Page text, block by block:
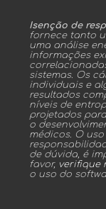
Isenção de
fornece tanto
uma análise
informações
sistemas. Os
individuais e
resultados
níveis de
projetados
o
médicos. O
de dúvida, é
favor, verifique
o uso do